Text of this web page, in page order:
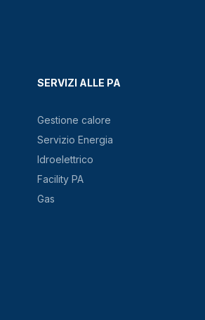
SERVIZI ALLE PA
Gestione calore
Servizio Energia
Idroelettrico
Facility PA
Gas